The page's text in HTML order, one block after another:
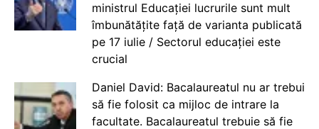
ministrul Educației lucrurile sunt mult
îmbunătățite față de varianta publicată
pe 17 iulie / Sectorul educației este
crucial
Daniel David: Bacalaureatul nu ar trebui
să fie folosit ca mijloc de intrare la
facultate. Bacalaureatul trebuie să fie